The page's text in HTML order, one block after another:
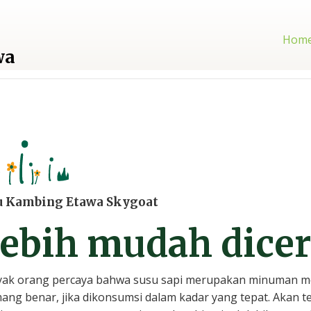
Kambing Etawa Skygoat
mudah
orang percaya bahwa susu sapi merupakan minuman
benar, jika dikonsumsi dalam kadar yang tepat. Akan